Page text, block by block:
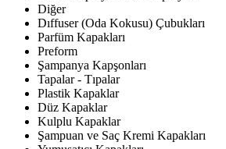
Diğer
Dıffuser (Oda Kokusu) Çubukları
Parfüm Kapakları
Preform
Şampanya Kapşonları
Tapalar - Tıpalar
Plastik Kapaklar
Düz Kapaklar
Kulplu Kapaklar
Şampuan ve Saç Kremi Kapakları